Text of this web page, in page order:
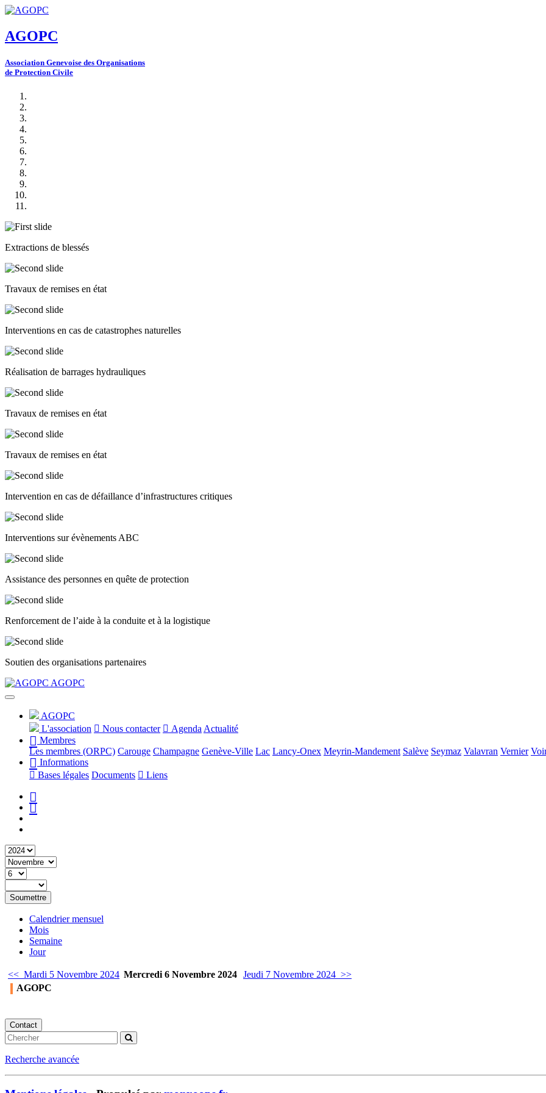
AGOPC
Association Genevoise des Organisations
de Protection Civile
Extractions de blessés
Travaux de remises en état
Interventions en cas de catastrophes naturelles
Réalisation de barrages hydrauliques
Travaux de remises en état
Travaux de remises en état
Intervention en cas de défaillance d’infrastructures critiques
Interventions sur évènements ABC
Assistance des personnes en quête de protection
Renforcement de l’aide à la conduite et à la logistique
Soutien des organisations partenaires
Précédent
Suivant AGOPC
AGOPC
L'association
Nous contacter Agenda Actualité
Membres
Les membres (ORPC) Carouge Champagne Genève-Ville Lac Lancy-Onex Meyrin-Mandement Salève Seymaz Valavran Vernier
Informations
Bases légales Documents Liens
Soumettre
Calendrier mensuel
Mois
Semaine
Jour
<< Mardi 5 Novembre 2024 Mercredi 6 Novembre 2024 Jeudi 7 Novembre 2024 >>
AGOPC
Contact
Recherche avancée